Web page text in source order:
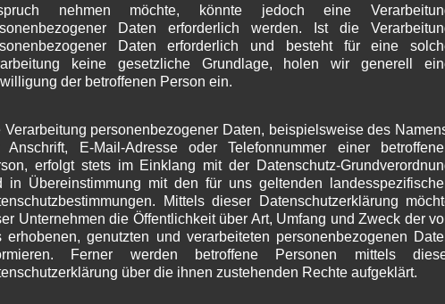
Gerd
Juli
Juni
Mai
April
März
nehmen möchte, könnte jedoch eine
Daten erforderlich werden. Ist die
Daten erforderlich und besteht für eine
keine gesetzliche Grundlage, holen wir generell
der betroffenen Person ein.
Verarbeitung personenbezogener Daten, beispielsweise des
Anschrift, E-Mail-Adresse oder Telefonnummer einer
erfolgt stets im Einklang mit der Datenschutz-
in Übereinstimmung mit den für uns geltenden
Mittels dieser Datenschutzerklärung
Unternehmen die Öffentlichkeit über Art, Umfang und Zweck der
erhobenen, genutzten und verarbeiteten personenbezogenen
Ferner werden betroffene Personen mittels
über die ihnen zustehenden Rechte aufgeklärt.